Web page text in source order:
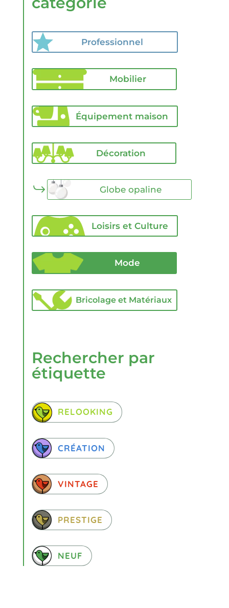
Professionnel
Mobilier
Équipement maison
Décoration
Globe opaline
Loisirs et Culture
Mode
Bricolage et Matériaux
Rechercher par
étiquette
RELOOKING
CRÉATION
VINTAGE
PRESTIGE
NEUF